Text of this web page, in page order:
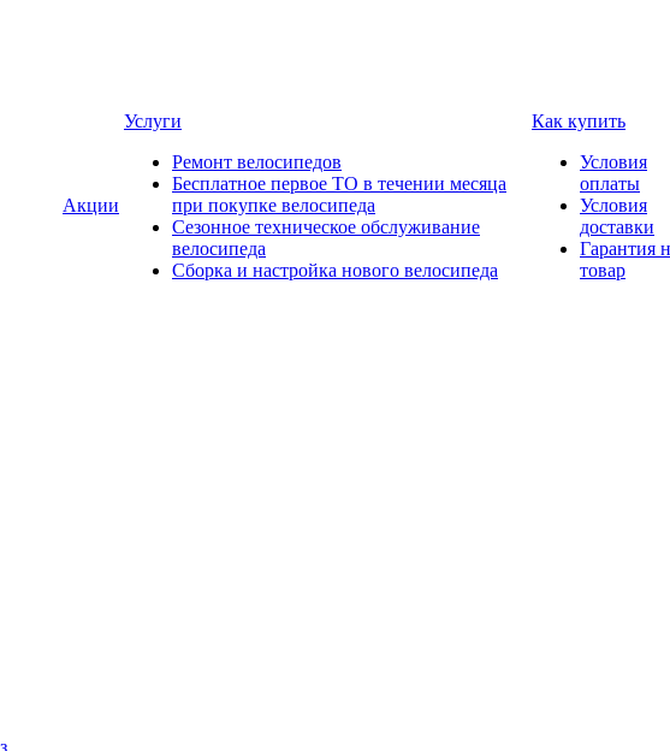
Акции
Услуги
Ремонт велосипедов
Бесплатное первое ТО в течении месяца
при покупке велосипеда
Сезонное техническое обслуживание
велосипеда
Сборка и настройка нового велосипеда
Как купить
Условия
оплаты
Условия
доставки
Гарантия
товар